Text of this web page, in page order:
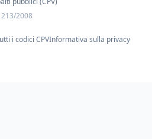
213/2008
i codici CPVInformativa sulla privacy